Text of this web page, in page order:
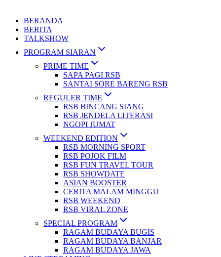
BERANDA
BERITA
TALKSHOW
PROGRAM SIARAN
PRIME TIME
SAPA PAGI RSB
SANTAI SORE BARENG RSB
REGULER TIME
RSB BINCANG SIANG
RSB JENDELA LITERASI
NGOPI JUMAT
WEEKEND EDITION
RSB MORNING SPORT
RSB POJOK FILM
RSB FUN TRAVEL TOUR
RSB SHOWDATE
ASIAN BOOSTER
CERITA MALAM MINGGU
RSB WEEKEND
RSB VIRAL ZONE
SPECIAL PROGRAM
RAGAM BUDAYA BUGIS
RAGAM BUDAYA BANJAR
RAGAM BUDAYA JAWA